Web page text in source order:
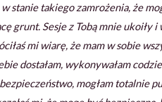
stanie takiego zamrożenia, że
grunt. Sesje z Tobą mnie ukoiły
mi wiarę, że mam w sobie
dostałam, wykonywałam
mogłam totalnie